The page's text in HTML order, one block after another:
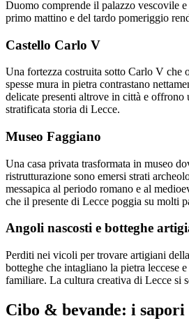
Duomo comprende il palazzo vescovile
primo mattino e del tardo pomeriggio
Castello Carlo V
Una fortezza costruita sotto Carlo V che
spesse mura in pietra contrastano
delicate presenti altrove in città e offrono
stratificata storia di Lecce.
Museo Faggiano
Una casa privata trasformata in museo
ristrutturazione sono emersi strati
messapica al periodo romano e al
che il presente di Lecce poggia su molti
Angoli nascosti e botteghe
Perditi nei vicoli per trovare artigiani
botteghe che intagliano la pietra leccese
familiare. La cultura creativa di Lecce si
Cibo & bevande: i sapori